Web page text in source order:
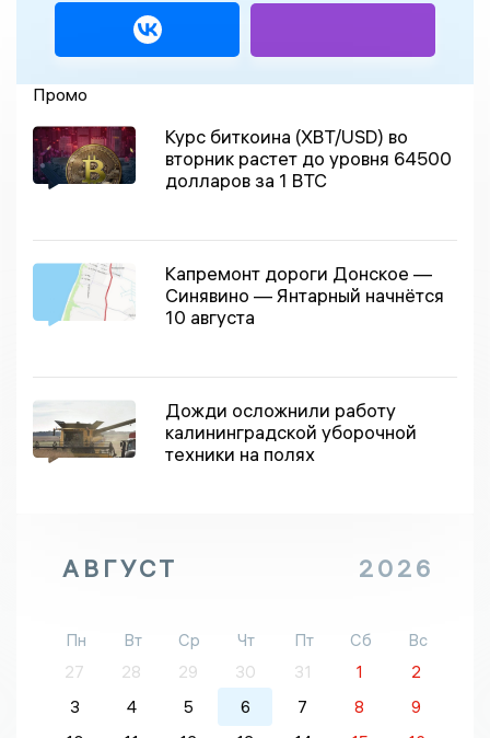
Промо
Курс биткоина (XBT/USD) во
вторник растет до уровня 64500
долларов за 1 BTC
Капремонт дороги Донское —
Синявино — Янтарный начнётся
10 августа
Дожди осложнили работу
калининградской уборочной
техники на полях
АВГУСТ 2026
Пн Вт Ср Чт Пт Сб
Вс
27
28 29 30 31 1
2
3
4 5 6 7 8
9